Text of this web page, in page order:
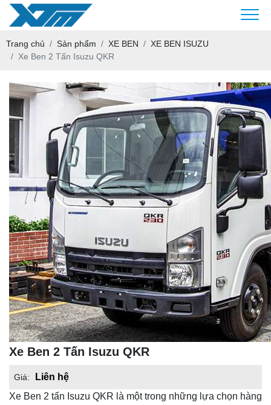
Trang chủ Sản phẩm XE BEN
XE BEN ISUZU
Xe Ben 2 Tấn Isuzu QKR
Xe Ben 2 Tấn Isuzu QKR
Giá:
Liên hệ
Xe Ben 2 tấn Isuzu QKR là một trong những lựa chọn hàng